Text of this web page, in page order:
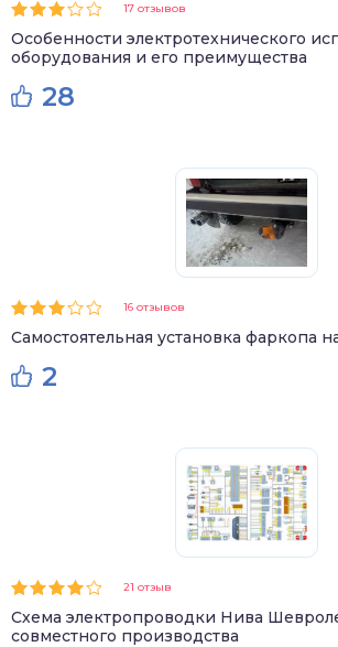
17 отзывов
Особенности электротехнического
оборудования и его преимущества
28
16 отзывов
Самостоятельная установка фаркопа
2
21 отзыв
Схема электропроводки Нива
совместного производства